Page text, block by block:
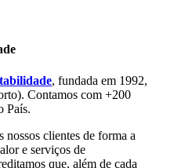
, fundada em 1992,
Contamos com +200
País.
nossos clientes de forma a
e serviços de
que, além de cada